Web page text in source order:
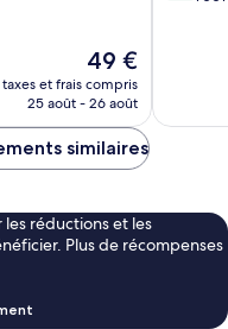
Le
nouveau
prix
de
49 €
taxes et frais compris
25 août - 26 août
similaires
réductions et les
Plus de récompenses